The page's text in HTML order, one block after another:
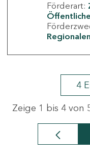
Förderart:
4
Zeige 1 bis 4 von